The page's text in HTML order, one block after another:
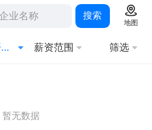
搜索
地图
房地产开发/策划 薪资范围 筛选
暂无数据